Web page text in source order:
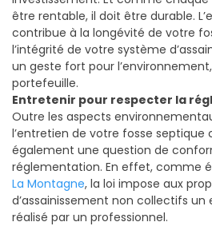
être rentable, il doit être durable.
contribue à la longévité de votre
l’intégrité de votre système
un geste fort pour
portefeuille.
Entretenir pour respecter la
Outre les aspects
l’entretien de votre fosse
également une question de
réglementation. En effet, comme
La Montagne, la loi impose aux
d’assainissement non collectifs un
réalisé par un professionnel.